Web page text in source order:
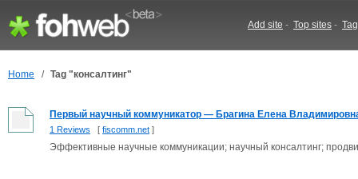
Add site - Top sites -
Home / Tag "консалтинг"
Первый научный коммуникатор — Брагина Елена
1 Reviews [ fiscomm.net ]
Эффективные научные коммуникации; научный консалтинг;